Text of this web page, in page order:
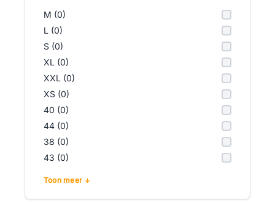
M (0)
L (0)
S (0)
XL (0)
XXL (0)
XS (0)
40 (0)
44 (0)
38 (0)
43 (0)
Toon meer